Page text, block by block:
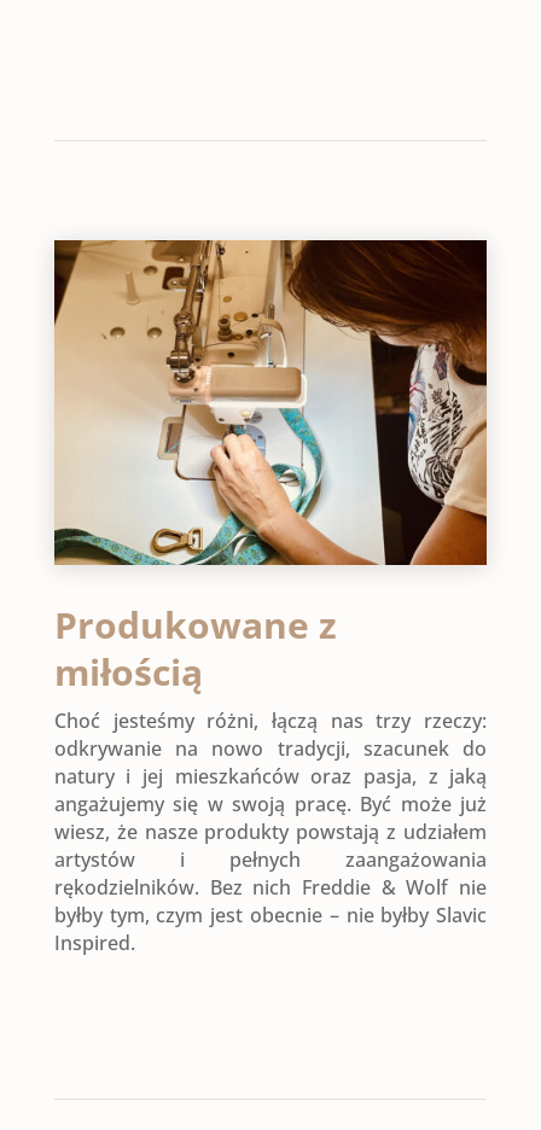
Produkowane z
miłością
Choć jesteśmy różni, łączą nas trzy rzeczy:
odkrywanie na nowo tradycji, szacunek do
natury i jej mieszkańców oraz pasja, z jaką
angażujemy się w swoją pracę. Być może już
wiesz, że nasze produkty powstają z udziałem
artystów i pełnych zaangażowania
rękodzielników. Bez nich Freddie & Wolf nie
byłby tym, czym jest obecnie – nie byłby Slavic
Inspired.